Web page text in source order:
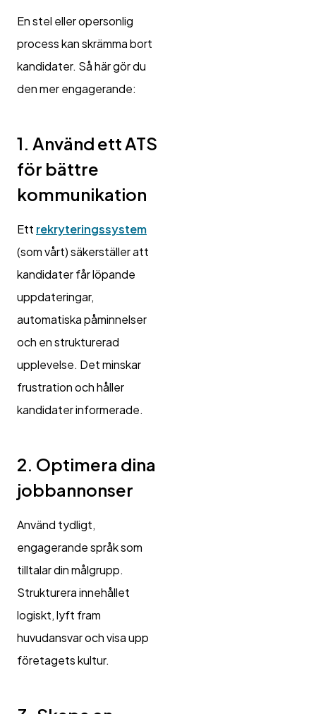
En stel eller opersonlig
process kan skrämma bort
kandidater. Så här gör du
den mer engagerande:
1. Använd ett ATS
för bättre
kommunikation
Ett rekryteringssystem
(som vårt) säkerställer att
kandidater får löpande
uppdateringar,
automatiska påminnelser
och en strukturerad
upplevelse. Det minskar
frustration och håller
kandidater informerade.
2. Optimera dina
jobbannonser
Använd tydligt,
engagerande språk som
tilltalar din målgrupp.
Strukturera innehållet
logiskt, lyft fram
huvudansvar och visa upp
företagets kultur.